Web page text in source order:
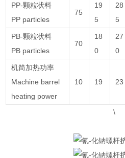
PP-颗粒状料
PP particles
75
19
5
28
5
PB-颗粒状料
PB particles
70
18
0
27
0
机筒加热功率
Machine barrel
heating power
10 19 23
\